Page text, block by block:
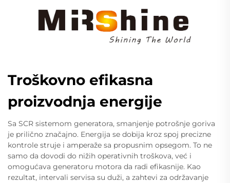
Troškovno efikasna
proizvodnja energije
Sa SCR sistemom generatora, smanjenje potrošnje goriva
je prilično značajno. Energija se dobija kroz spoj precizne
kontrole struje i amperaže sa propusnim opsegom. To ne
samo da dovodi do nižih operativnih troškova, već i
omogućava generatoru motora da radi efikasnije. Kao
rezultat, intervali servisa su duži, a zahtevi za održavanje